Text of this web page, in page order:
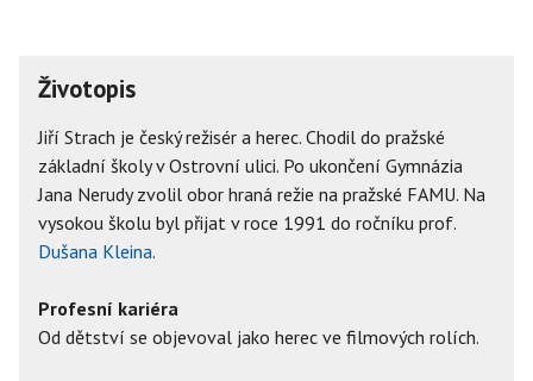
Životopis
Jiří Strach je český režisér a herec. Chodil do pražské
základní školy v Ostrovní ulici. Po ukončení Gymnázia
Jana Nerudy zvolil obor hraná režie na pražské FAMU. Na
vysokou školu byl přijat v roce 1991 do ročníku prof.
Dušana Kleina.
Profesní kariéra
Od dětství se objevoval jako herec ve filmových rolích.